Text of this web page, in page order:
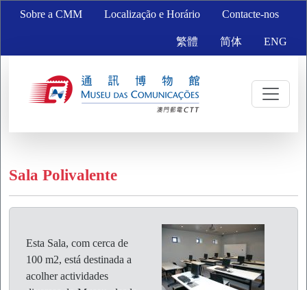
Sobre a CMM Localização e Horário Contacte-nos
繁體 简体 ENG
Sala Polivalente
Esta Sala, com cerca de
100 m2, está destinada a
acolher actividades